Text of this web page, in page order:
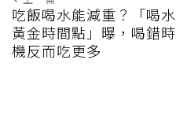
吃飯喝水能減重？「喝水
黃金時間點」曝，喝錯時
機反而吃更多